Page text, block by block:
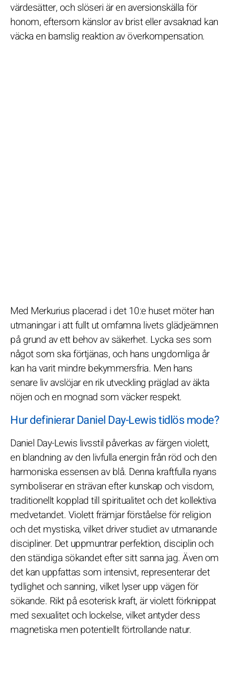
värdesätter, och slöseri är en aversionskälla för
honom, eftersom känslor av brist eller avsaknad kan
väcka en barnslig reaktion av överkompensation.
Med Merkurius placerad i det 10:e huset möter han
utmaningar i att fullt ut omfamna livets glädjeämnen
på grund av ett behov av säkerhet. Lycka ses som
något som ska förtjänas, och hans ungdomliga år
kan ha varit mindre bekymmersfria. Men hans
senare liv avslöjar en rik utveckling präglad av äkta
nöjen och en mognad som väcker respekt.
Hur definierar Daniel Day-Lewis tidlös mode?
Daniel Day-Lewis livsstil påverkas av färgen violett,
en blandning av den livfulla energin från röd och den
harmoniska essensen av blå. Denna kraftfulla nyans
symboliserar en strävan efter kunskap och visdom,
traditionellt kopplad till spiritualitet och det kollektiva
medvetandet. Violett främjar förståelse för religion
och det mystiska, vilket driver studiet av utmanande
discipliner. Det uppmuntrar perfektion, disciplin och
den ständiga sökandet efter sitt sanna jag. Även om
det kan uppfattas som intensivt, representerar det
tydlighet och sanning, vilket lyser upp vägen för
sökande. Rikt på esoterisk kraft, är violett förknippat
med sexualitet och lockelse, vilket antyder dess
magnetiska men potentiellt förtrollande natur.